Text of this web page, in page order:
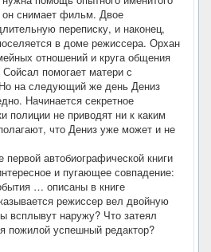
он снимает фильм. Двое
переписку, и наконец,
в доме режиссера. Орхан
отношений и круга общения
помогает матери с
на следующий же день Дениз
Начинается секретное
полиции не приводят ни к каким
что Дениз уже может и не
автобиографической книги
и пугающее совпадение:
… описаны в книге
режиссер вел двойную
наружу? Что затеял
пожилой успешный редактор?